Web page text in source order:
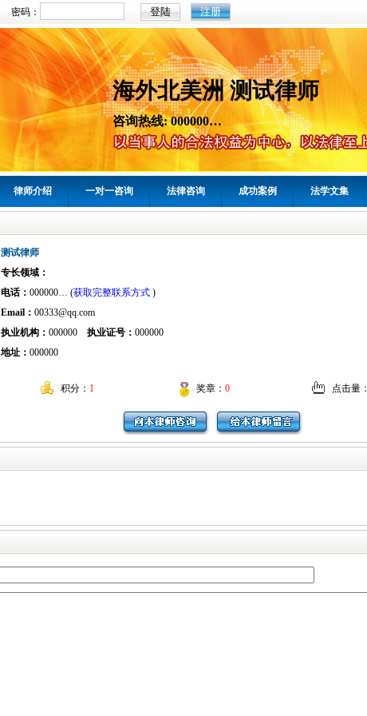
密码： 注册
海外北美洲 测试律师
咨询热线: 000000…
律师介绍 一对一咨询 法律咨询 成功案例 法学文集
测试律师
专长领域：
电话： 000000… (获取完整联系方式 )
Email： 00333@qq.com
执业机构： 000000 执业证号： 000000
地址： 000000
积分： 1 奖章： 0 点击量：